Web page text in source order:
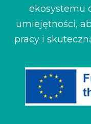
ekosystemu
umiejętności,
pracy i